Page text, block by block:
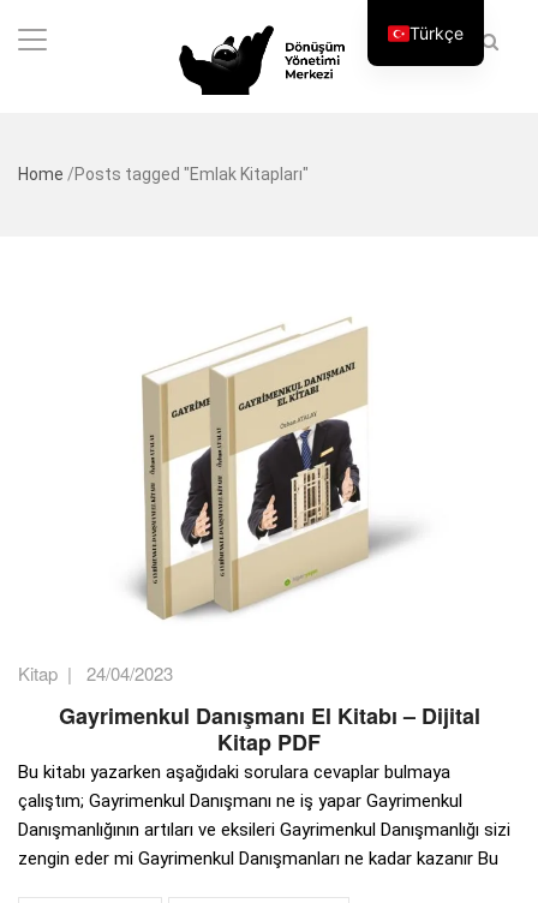
Home /Posts tagged "Emlak Kitapları"
Kitap | 24/04/2023
Gayrimenkul Danışmanı El Kitabı – Dijital
Kitap PDF
Bu kitabı yazarken aşağıdaki sorulara cevaplar bulmaya
çalıştım; Gayrimenkul Danışmanı ne iş yapar Gayrimenkul
Danışmanlığının artıları ve eksileri Gayrimenkul Danışmanlığı sizi
zengin eder mi Gayrimenkul Danışmanları ne kadar kazanır Bu
Türkçe